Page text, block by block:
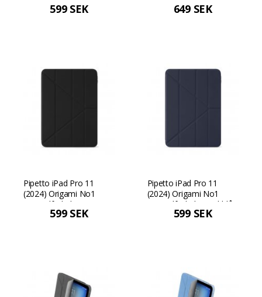
599 SEK 649 SEK
Pipetto iPad Pro 11
(2024) Origami No1
Originalfodral - Svart
599 SEK
Pipetto iPad Pro 11
(2024) Origami No1
Originalfodral - Mörkblå
599 SEK